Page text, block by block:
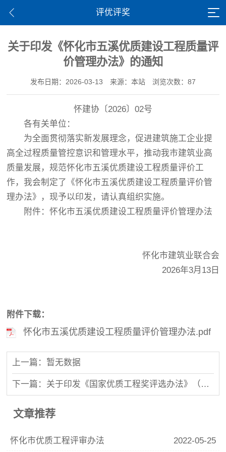
评优评奖
关于印发《怀化市五溪优质建设工程质量评
价管理办法》的通知
发布日期：2026-03-13 来源：本站 浏览次数：87
怀建协〔2026〕02号
各有关单位：
为全面贯彻落实新发展理念，促进建筑施工企业提
高全过程质量管控意识和管理水平，推动我市建筑业高
质量发展，规范怀化市五溪优质建设工程质量评价工
作，我会制定了《怀化市五溪优质建设工程质量评价管
理办法》，现予以印发，请认真组织实施。
附件：怀化市五溪优质建设工程质量评价管理办法
怀化市建筑业联合会
2026年3月13日
附件下载：
怀化市五溪优质建设工程质量评价管理办法.pdf
上一篇：暂无数据
下一篇：关于印发《国家优质工程奖评选办法》（2020年修订版）的通知
文章推荐
怀化市优质工程评审办法 2022-05-25